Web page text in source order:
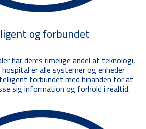
og forbundet
har deres rimelige andel af teknologi,
er alle systemer og enheder
forbundet med hinanden for at
sig information og forhold i realtid.